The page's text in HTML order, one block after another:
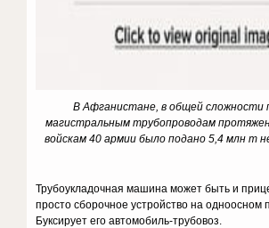
В Афганистане, в общей сложности
магистральным трубопроводам
войскам 40 армии было подано 5,4 млн т
Трубоукладочная машина может быть и
просто сборочное устройство на одноосном
Буксирует его автомобиль-трубовоз.